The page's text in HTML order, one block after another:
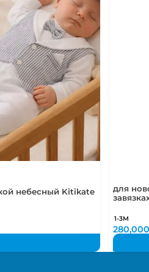
небесный Kitikate
для
1-3М
280,000